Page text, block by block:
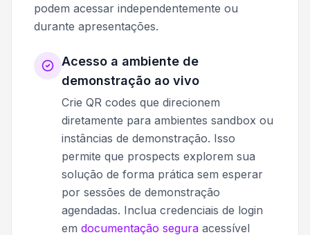
podem acessar independentemente ou
durante apresentações.
Acesso a ambiente de
demonstração ao vivo
Crie QR codes que direcionem
diretamente para ambientes sandbox ou
instâncias de demonstração. Isso
permite que prospects explorem sua
solução de forma prática sem esperar
por sessões de demonstração
agendadas. Inclua credenciais de login
em documentação segura acessível